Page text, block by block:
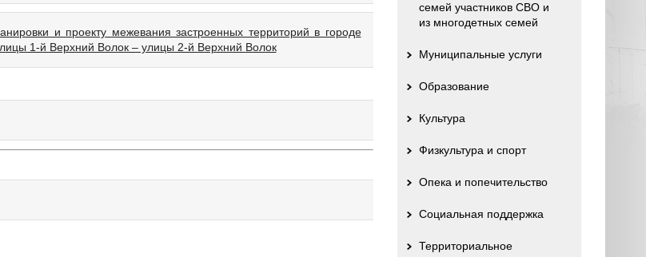
и проекту межевания застроенных территорий в городе
1-й Верхний Волок – улицы 2-й Верхний Волок
семей участников СВО и
из многодетных семей
Муниципальные услуги
Образование
Культура
Физкультура и спорт
Опека и попечительство
Социальная поддержка
Территориальное